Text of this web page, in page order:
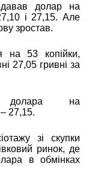
долар на
і 27,15. Але
зростав.
на 53 копійки,
27,05 гривні за
долара на
27,15.
зі скупки
ринок, де
в обмінках